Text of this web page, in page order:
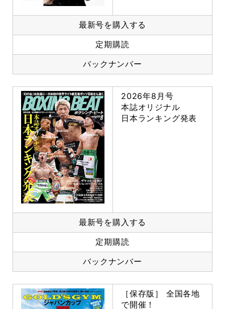
最新号を購入する
定期購読
バックナンバー
2026年8月号
本誌オリジナル
日本ランキング発表
最新号を購入する
定期購読
バックナンバー
［保存版］ 全国各地
で開催！